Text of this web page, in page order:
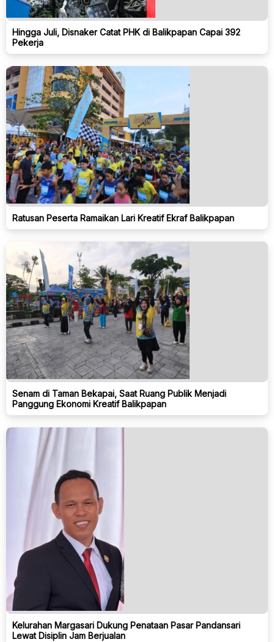
Hingga Juli, Disnaker Catat PHK di Balikpapan Capai 392
Pekerja
Ratusan Peserta Ramaikan Lari Kreatif Ekraf Balikpapan
Senam di Taman Bekapai, Saat Ruang Publik Menjadi
Panggung Ekonomi Kreatif Balikpapan
Kelurahan Margasari Dukung Penataan Pasar Pandansari
Lewat Disiplin Jam Berjualan